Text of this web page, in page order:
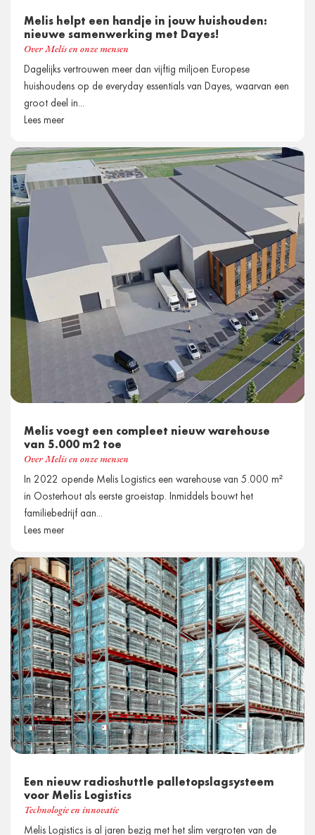
Melis helpt een handje in jouw huishouden:
nieuwe samenwerking met Dayes!
Over Melis en onze mensen
Dagelijks vertrouwen meer dan vijftig miljoen Europese
huishoudens op de everyday essentials van Dayes, waarvan een
groot deel in...
Lees meer
Melis voegt een compleet nieuw warehouse
van 5.000 m2 toe
Over Melis en onze mensen
In 2022 opende Melis Logistics een warehouse van 5.000 m²
in Oosterhout als eerste groeistap. Inmiddels bouwt het
familiebedrijf aan...
Lees meer
Een nieuw radioshuttle palletopslagsysteem
voor Melis Logistics
Technologie en innovatie
Melis Logistics is al jaren bezig met het slim vergroten van de